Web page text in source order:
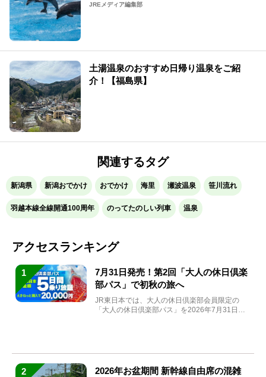
JREメディア編集部
土湯温泉のおすすめ日帰り温泉をご紹
介！【福島県】
関連するタグ
新潟県 新潟おでかけ おでかけ 海里 瀬波温泉 笹川流れ
羽越本線全線開通100周年 のってたのしい列車 温泉
アクセスランキング
1
7月31日発売！第2回「大人の休日倶楽
部パス」で初秋の旅へ
JR東日本では、大人の休日倶楽部会員限定の
「大人の休日倶楽部パス」を2026年7月31日
2
2026年お盆期間 新幹線自由席の混雑